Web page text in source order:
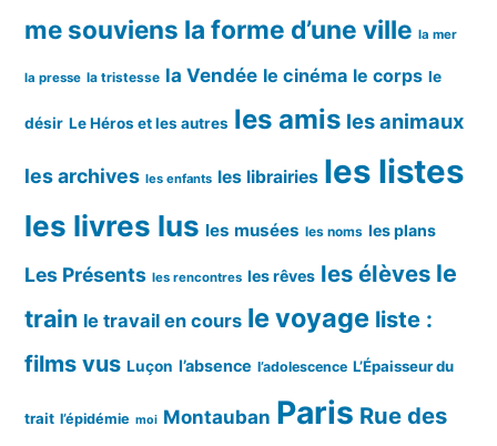
me souviens la forme d’une ville la mer
la presse la tristesse la Vendée le cinéma le corps le
désir Le Héros et les autres les amis les animaux
les archives les enfants les librairies les listes
les livres lus les musées les noms les plans
Les Présents les rencontres les rêves les élèves le
train le travail en cours le voyage liste :
films vus Luçon l’absence l’adolescence L’Épaisseur du
trait l’épidémie moi Montauban Paris Rue des